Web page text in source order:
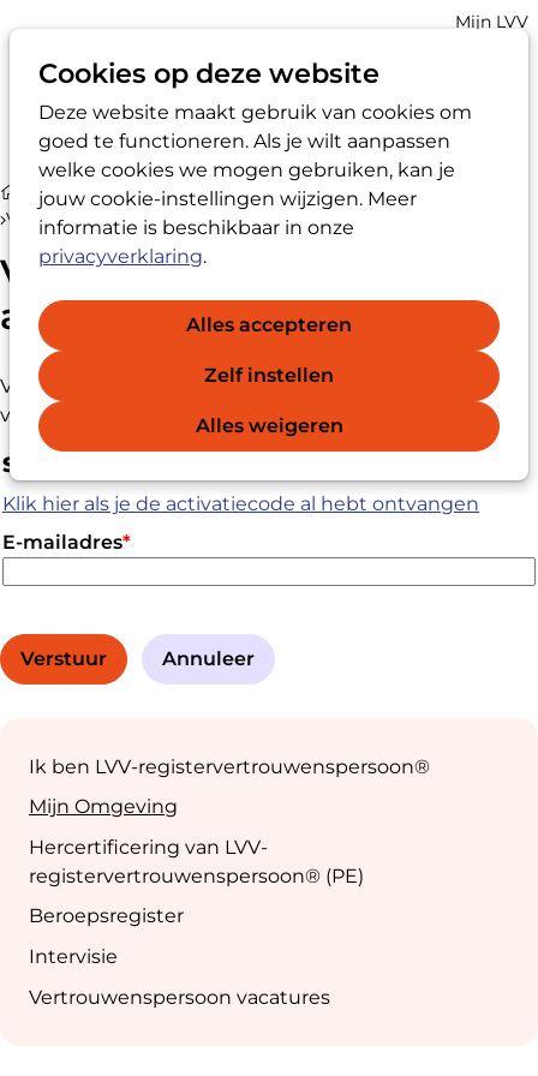
Cookies op deze website
Deze website maakt gebruik van cookies om
goed te functioneren. Als je wilt aanpassen
welke cookies we mogen gebruiken, kan je
jouw cookie-instellingen wijzigen. Meer
informatie is beschikbaar in onze
privacyverklaring.
Alles accepteren
Zelf instellen
Alles weigeren
Zoek
Account
Mijn LVV
Ik ben LVV-registervertrouwenspersoon®
Vraag wachtwoord herstel aan
Vraag wachtwoord herstel
aan
Vul je e-mailadres in om een nieuw wachtwoord te
verkrijgen.
Stap 1: Verkrijg een nieuw wachtwoord
Klik hier als je de activatiecode al hebt ontvangen
E-mailadres*
Verstuur Annuleer
navigation
Ik ben LVV-registervertrouwenspersoon®
Mijn Omgeving
Hercertificering van LVV-
registervertrouwenspersoon® (PE)
Beroepsregister
Intervisie
Vertrouwenspersoon vacatures